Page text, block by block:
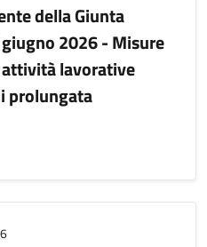
della Giunta
2026 - Misure
lavorative
prolungata